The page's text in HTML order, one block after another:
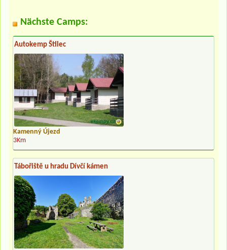
Nächste Camps:
Autokemp Štilec
Kamenný Újezd
3Km
Tábořiště u hradu Dívčí kámen